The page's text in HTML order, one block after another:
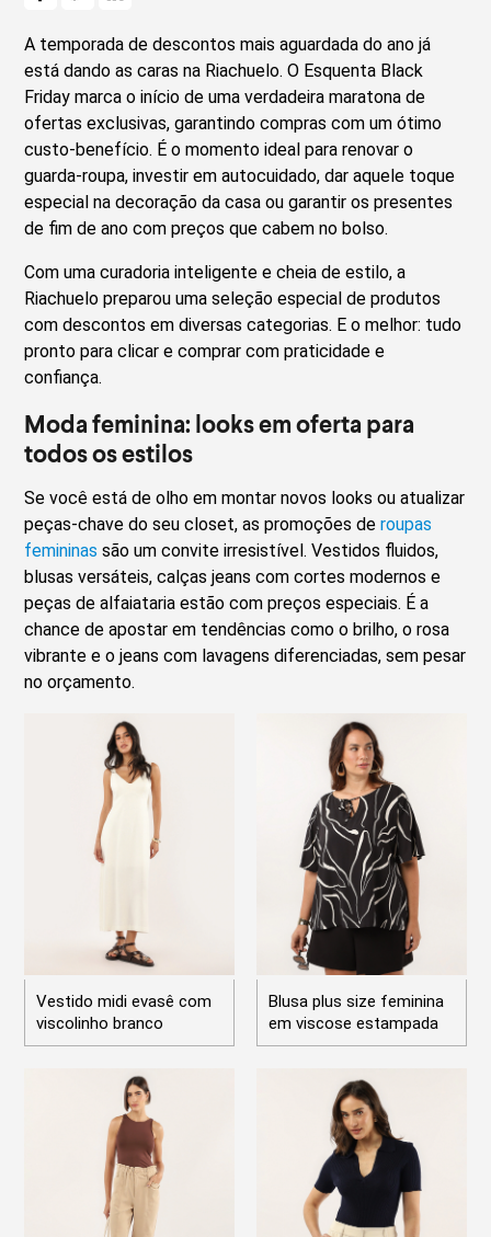
A temporada de descontos mais aguardada do ano já
está dando as caras na Riachuelo. O Esquenta Black
Friday marca o início de uma verdadeira maratona de
ofertas exclusivas, garantindo compras com um ótimo
custo-benefício. É o momento ideal para renovar o
guarda-roupa, investir em autocuidado, dar aquele toque
especial na decoração da casa ou garantir os presentes
de fim de ano com preços que cabem no bolso.
Com uma curadoria inteligente e cheia de estilo, a
Riachuelo preparou uma seleção especial de produtos
com descontos em diversas categorias. E o melhor: tudo
pronto para clicar e comprar com praticidade e
confiança.
Moda feminina: looks em oferta para
todos os estilos
Se você está de olho em montar novos looks ou atualizar
peças-chave do seu closet, as promoções deroupas
femininas são um convite irresistível. Vestidos fluidos,
blusas versáteis, calças jeans com cortes modernos e
peças de alfaiataria estão com preços especiais. É a
chance de apostar em tendências como o brilho, o rosa
vibrante e o jeans com lavagens diferenciadas, sem pesar
no orçamento.
Vestido midi evasê com
viscolinho branco
Blusa plus size feminina
em viscose estampada